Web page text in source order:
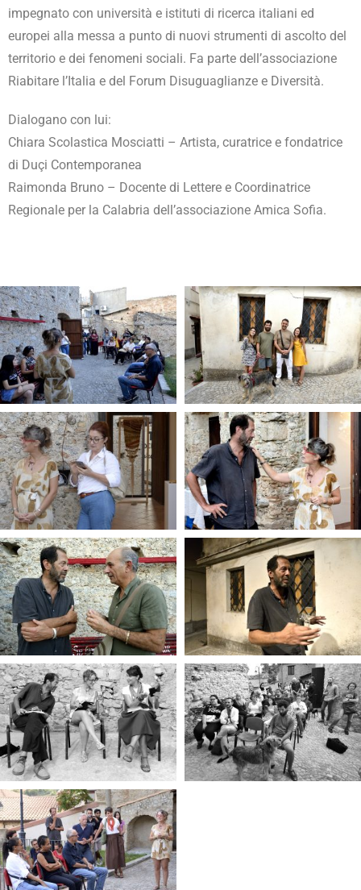
impegnato con università e istituti di ricerca italiani ed
europei alla messa a punto di nuovi strumenti di ascolto del
territorio e dei fenomeni sociali. Fa parte dell’associazione
Riabitare l’Italia e del Forum Disuguaglianze e Diversità.
Dialogano con lui:
Chiara Scolastica Mosciatti – Artista, curatrice e fondatrice
di Duçi Contemporanea
Raimonda Bruno – Docente di Lettere e Coordinatrice
Regionale per la Calabria dell’associazione Amica Sofia.